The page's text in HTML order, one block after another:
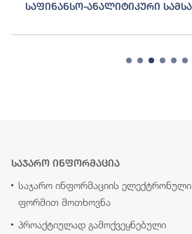
საგამოძიებო სამსახური
საჯარო ინფორმაცია
საჯარო ინფორმაციის ელექტრონული
ფორმით მოთხოვნა
პროაქტიულად გამოქვეყნებული